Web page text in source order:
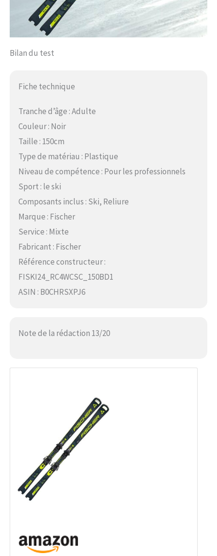
Bilan du test
Fiche technique
Tranche d’âge : Adulte
Couleur : Noir
Taille : 150cm
Type de matériau : Plastique
Niveau de compétence : Pour les professionnels
Sport : le ski
Composants inclus : Ski, Reliure
Marque : Fischer
Service : Mixte
Fabricant : Fischer
Référence constructeur :
FISKI24_RC4WCSC_150BD1
ASIN : B0CHRSXPJ6
Note de la rédaction 13/20